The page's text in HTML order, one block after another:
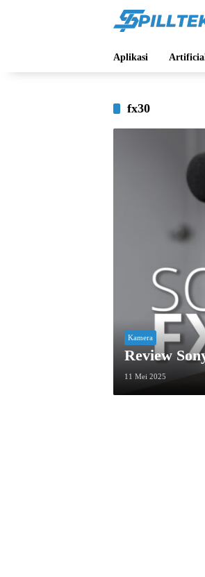
Aplikasi
fx30
Kamera
Review
11 Mei 2025